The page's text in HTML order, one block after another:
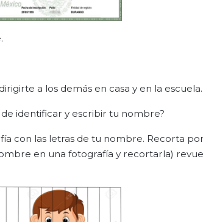
a los demás en casa y en la escuela.
identificar y escribir tu nombre?
con las letras de tu nombre. Recorta
en una fotografía y recortarla)